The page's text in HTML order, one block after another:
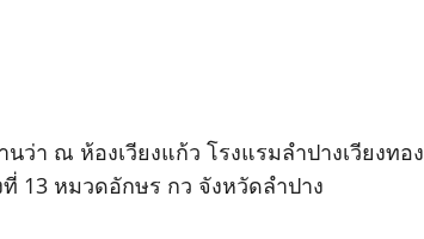
ว่า ณ ห้องเวียงแก้ว โรงแรมลำปางเวียงทอง
13 หมวดอักษร กว จังหวัดลำปาง